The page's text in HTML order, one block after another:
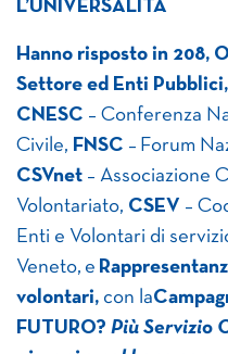
L’UNIVERSALITÀ
Hanno risposto in 208,
Settore ed Enti
CNESC – Conferenza
Civile, FNSC – Forum
CSVnet – Associazione
Volontariato, CSEV –
Enti e Volontari di
Veneto, e
volontari, con la
FUTURO? Più Servizio